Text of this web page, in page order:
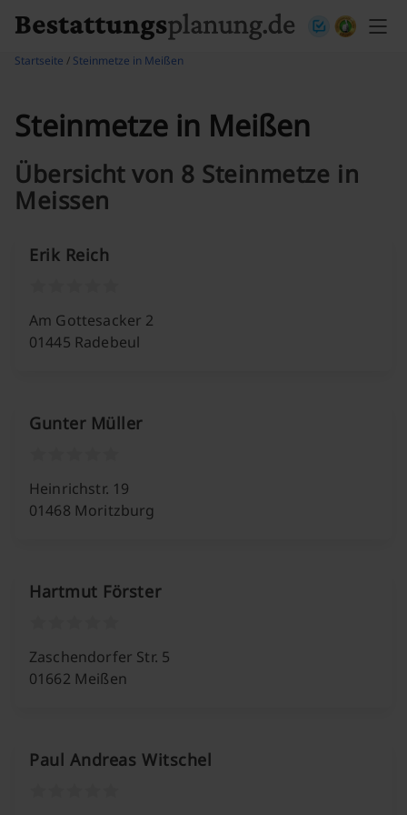
Startseite / Steinmetze in Meißen
Steinmetze in Meißen
Übersicht von 8 Steinmetze in
Meissen
Erik Reich
Am Gottesacker 2
01445 Radebeul
Gunter Müller
Heinrichstr. 19
01468 Moritzburg
Hartmut Förster
Zaschendorfer Str. 5
01662 Meißen
Paul Andreas Witschel